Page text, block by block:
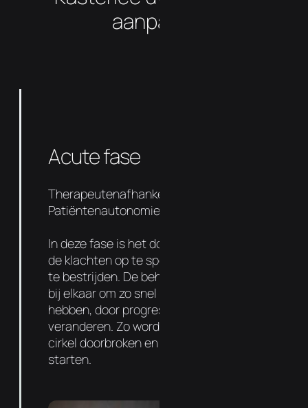
aanpakt?
Acute fase
Therapeutenafhankelijkheid 90%
Patiëntenautonomie 10%
In deze fase is het doel om de oorzaak van
de klachten op te sporen en de symptomen
te bestrijden. De behandelingen liggen dicht
bij elkaar om zo snel mogelijk resultaat te
hebben, door progressief de functie te
veranderen. Zo wordt de negatieve vicieuze
cirkel doorbroken en kan de genezing
starten.